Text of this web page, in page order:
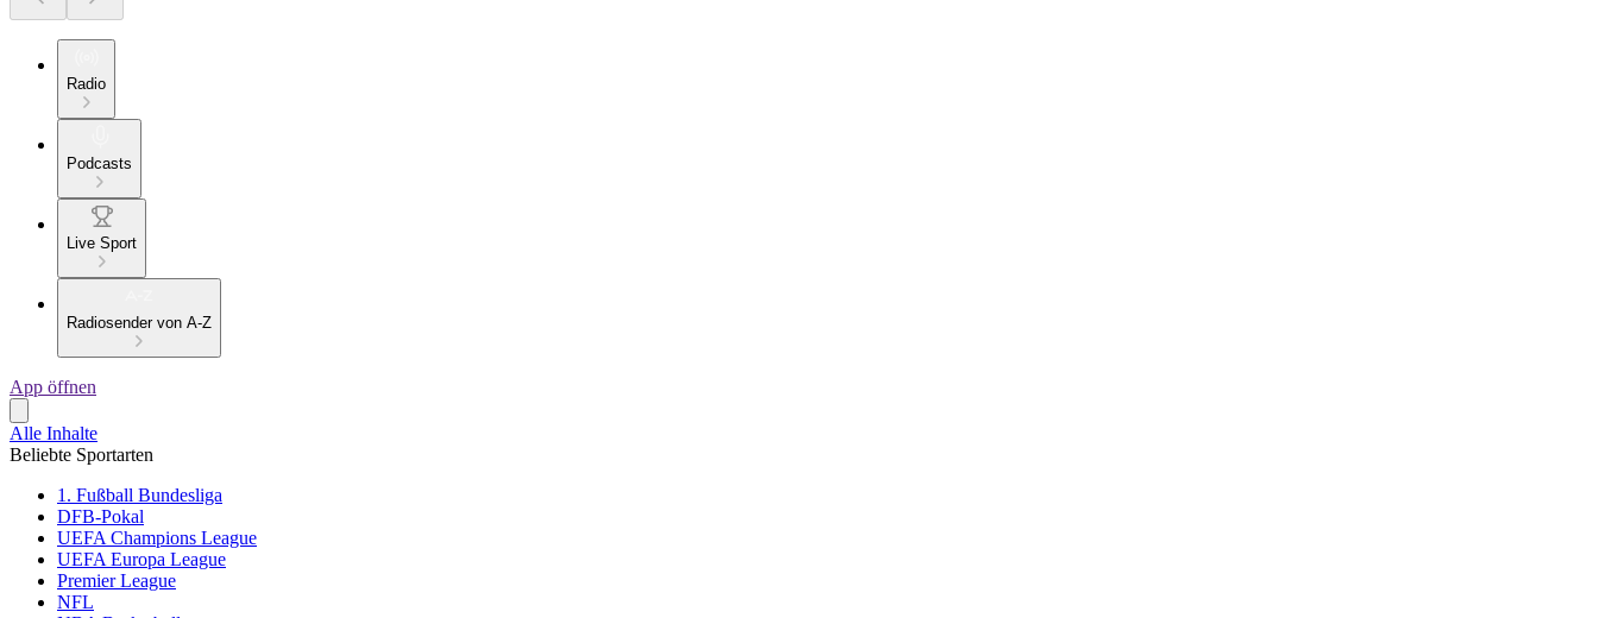
Radio
Podcasts
Live Sport
Radiosender von A-Z
App öffnen
Alle Inhalte
Beliebte Sportarten
1. Fußball Bundesliga
DFB-Pokal
UEFA Champions League
UEFA Europa League
Premier League
NFL